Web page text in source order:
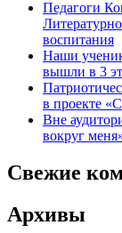
Педагоги
воспитания
Наши
вышли в 3
в проекте
Вне
вокруг
Свежие
Архивы